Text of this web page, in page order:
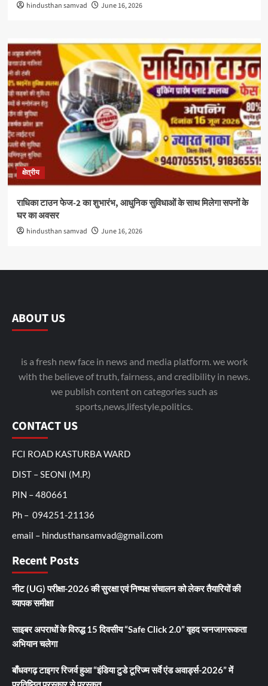
hindusthan samvad June 16, 2026
क्षेत्रीय
राधिका टाउन फेज-2 का शुभारंभ, आधुनिक सुविधाओं के साथ मिलेगा सपनों के
घर का अवसर
hindusthan samvad June 16, 2026
ABOUT US
is a fresh new face in news and media platform. we work
with the believe of truth, fairness, and credibility in news.
we publish content on categories such as
sports,news,lifestyle,politics.
CONTACT US
FCI ROAD KASTURBA WARD
DIST – SEONI (M.P.)
PIN – 480661
Ph – 094251-21136
email – hindusthansamvad@gmail.com
Recent Posts
नीट (UG) परीक्षा-2026 की सुरक्षा एवं निष्पक्ष संचालन को लेकर तैयारियों की
व्यापक समीक्षा
साइबर अपराधों के विरुद्ध 15 दिवसीय “Safe Click 2.0” वृहद जनजागरूकता
अभियान चलेगा
बाँधवगढ़ टाइगर रिजर्व हुआ “इंडिया टुडे टूरिज्म सर्वे एंड अवार्ड्स-2026” में